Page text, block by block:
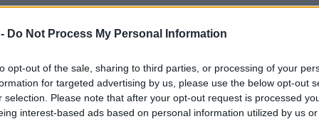
Do Not Process My Personal Information
opt-out of the sale, sharing to third parties, or processing of your
for targeted advertising by us, please use the below opt-out
selection. Please note that after your opt-out request is processed
interest-based ads based on personal information utilized by us
κλήσεις δέχονται και
τη λήξη τα συμβόλαια που είχαν με
κλπ, είτε επειδή δεν τους
πακέτο. Οι εταιρείες αυτές
για τους μήνες που δεν πρόσφεραν